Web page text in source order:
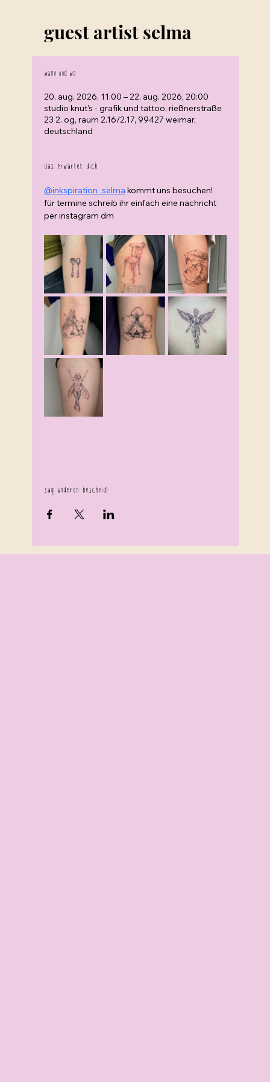
guest artist selma
wann und wo
20. aug. 2026, 11:00 – 22. aug. 2026, 20:00
studio knut's - grafik und tattoo, rießnerstraße
23 2. og, raum 2.16/2.17, 99427 weimar,
deutschland
das erwartet dich
@inkspiration_selma kommt uns besuchen!
für termine schreib ihr einfach eine nachricht
per instagram dm
sag anderen bescheid!